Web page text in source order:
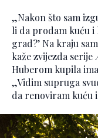
„Nakon što sam
li da prodam kuću i
grad?’ Na kraju
kaže zvijezda serije
Huberom kupila
„Vidim supruga
da renoviram kuću